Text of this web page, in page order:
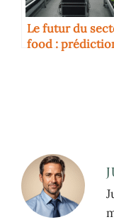
Le futur du
food :